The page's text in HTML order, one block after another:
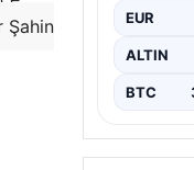
Şahin
{“title”:
EUR
ALTIN
BTC